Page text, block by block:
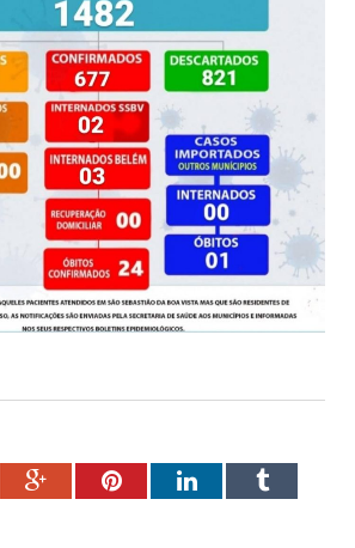
Google+PinterestLinkedInTumblr